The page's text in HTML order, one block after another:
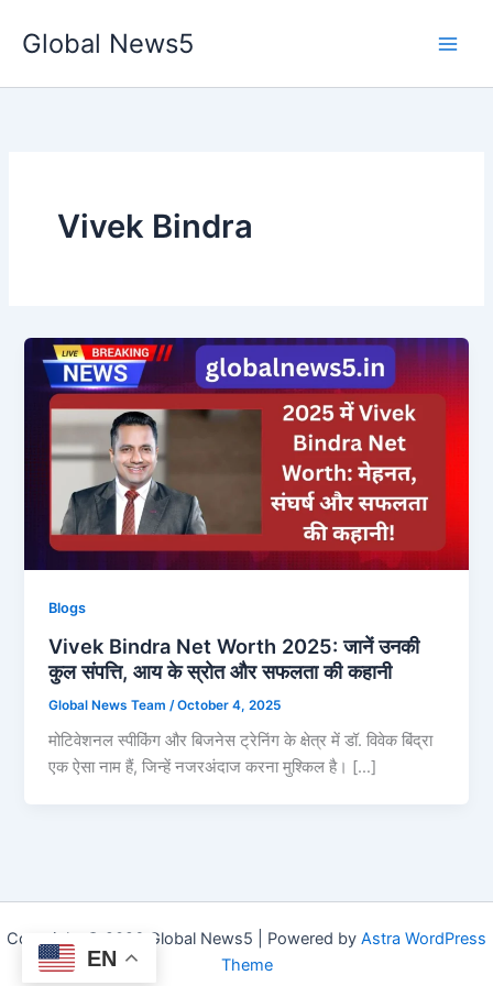
Global News5
Vivek Bindra
Blogs
Vivek Bindra Net Worth 2025: जानें उनकी
कुल संपत्ति, आय के स्रोत और सफलता की कहानी
Global News Team /October 4, 2025
मोटिवेशनल स्पीकिंग और बिजनेस ट्रेनिंग के क्षेत्र में डॉ. विवेक बिंद्रा
एक ऐसा नाम हैं, जिन्हें नजरअंदाज करना मुश्किल है। […]
Copyright © 2026 Global News5 | Powered by Astra WordPress
Theme
EN